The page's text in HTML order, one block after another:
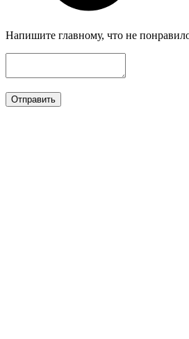
Напишите главному, что не